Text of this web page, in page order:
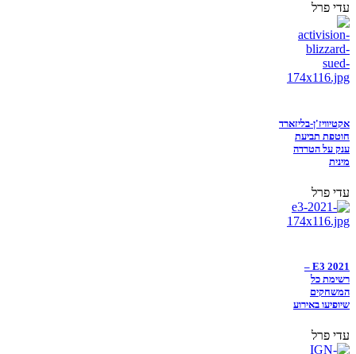
עדי פרל
אקטיוויז'ן-בליזארד
חוטפת תביעת
ענק על הטרדה
מינית
עדי פרל
E3 2021 –
רשימת כל
המשחקים
שיופיעו באירוע
עדי פרל